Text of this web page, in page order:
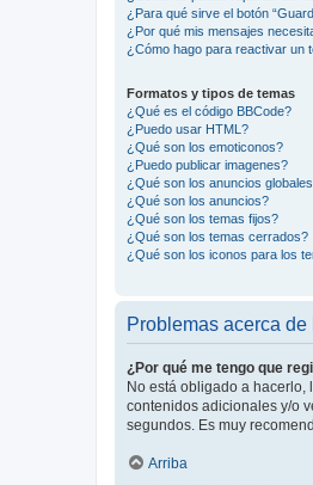
¿Para qué sirve el botón
¿Por qué mis mensajes
¿Cómo hago para reactivar un
Formatos y tipos de temas
¿Qué es el código BBCode?
¿Puedo usar HTML?
¿Qué son los emoticonos?
¿Puedo publicar imagenes?
¿Qué son los anuncios
¿Qué son los anuncios?
¿Qué son los temas fijos?
¿Qué son los temas cerrados?
¿Qué son los iconos para los
Problemas acerca
¿Por qué me tengo que
No está obligado a hacerlo,
contenidos adicionales y/o
segundos. Es muy
Arriba